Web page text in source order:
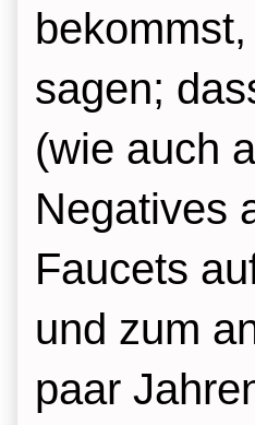
sagen;
(wie auch
Negatives
Faucets
und zum
paar